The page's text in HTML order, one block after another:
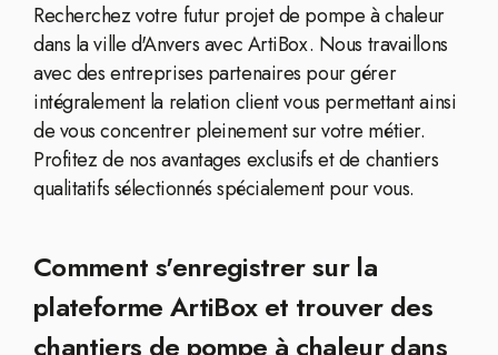
Recherchez votre futur projet de pompe à chaleur
dans la ville d'Anvers avec ArtiBox. Nous travaillons
avec des entreprises partenaires pour gérer
intégralement la relation client vous permettant ainsi
de vous concentrer pleinement sur votre métier.
Profitez de nos avantages exclusifs et de chantiers
qualitatifs sélectionnés spécialement pour vous.
Comment s'enregistrer sur la
plateforme ArtiBox et trouver des
chantiers de pompe à chaleur dans